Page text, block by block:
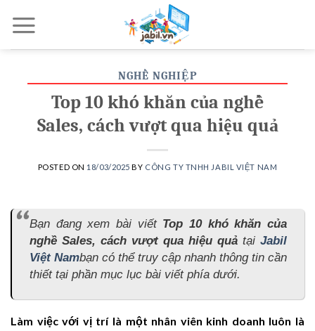
NGHỀ NGHIỆP
Top 10 khó khăn của nghề
Sales, cách vượt qua hiệu quả
POSTED ON 18/03/2025 BY CÔNG TY TNHH JABIL VIỆT NAM
Bạn đang xem bài viết Top 10 khó khăn của
nghề Sales, cách vượt qua hiệu quả tại Jabil
Việt Nambạn có thể truy cập nhanh thông tin cần
thiết tại phần mục lục bài viết phía dưới.
Làm việc với vị trí là một nhân viên kinh doanh luôn là